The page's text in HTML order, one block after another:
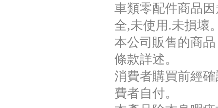
車類零配件商品
全,未使用.未損壞
本公司販售的商
條款詳述。
消費者購買前經
費者自付。